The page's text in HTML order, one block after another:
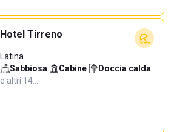
Hotel Tirreno
Latina
Sabbiosa· Cabine· Doccia calda·
e altri 14…